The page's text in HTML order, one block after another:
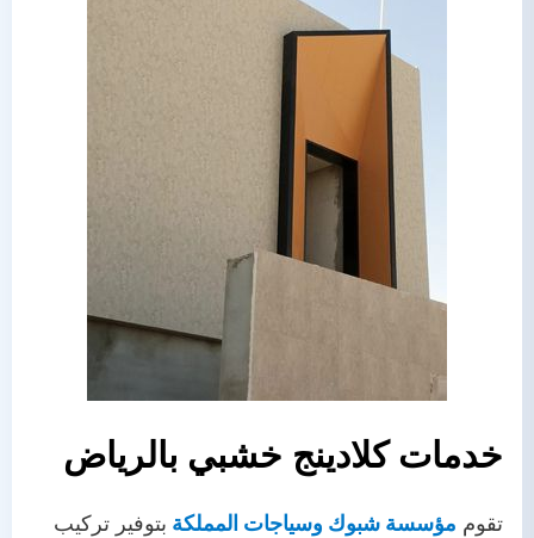
خدمات كلادينج خشبي بالرياض
تقوم مؤسسة شبوك وسياجات المملكة بتوفير تركيب